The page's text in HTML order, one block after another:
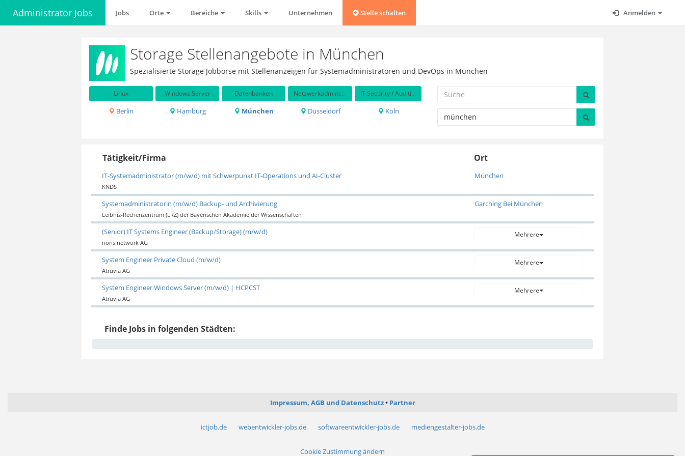
Administrator Jobs Jobs Orte Bereiche Skills Unternehmen Stelle schalten Anmelden
Storage Stellenangebote in München
Spezialisierte Storage Jobbörse mit Stellenanzeigen für Systemadministratoren und DevOps in München
Linux Windows Server Datenbanken Netzwerkadministration IT Security / Auditing
Berlin Hamburg München Düsseldorf Köln
Tätigkeit/Firma Ort
IT-Systemadministrator (m/w/d) mit Schwerpunkt IT-Operations und AI-Cluster
KNDS
München
Systemadministratorin (m/w/d) Backup- und Archivierung
Leibniz-Rechenzentrum (LRZ) der Bayerischen Akademie der Wissenschaften
Garching Bei München
(Senior) IT Systems Engineer (Backup/Storage) (m/w/d)
noris network AG
Mehrere
System Engineer Private Cloud (m/w/d)
Atruvia AG
Mehrere
System Engineer Windows Server (m/w/d) | HCPCST
Atruvia AG
Mehrere
Finde Jobs in folgenden Städten:
Impressum, AGB und Datenschutz Partner
ictjob.de webentwickler-jobs.de softwareentwickler-jobs.de mediengestalter-jobs.de
Cookie Zustimmung ändern